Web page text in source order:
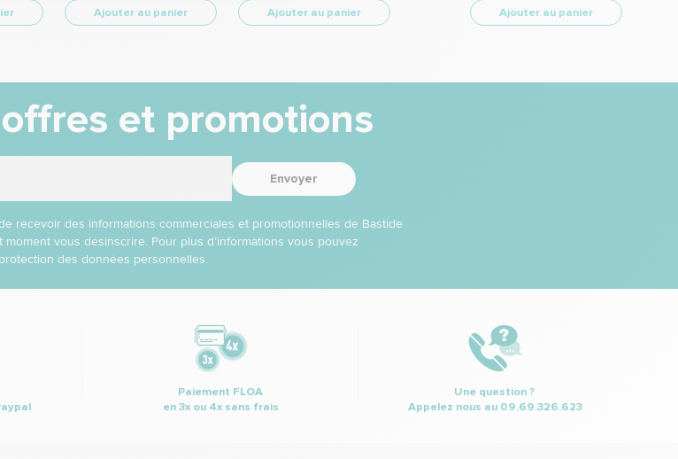
Ajouter au panier
Ajouter au panier
Ajouter au panier
et promotions
Envoyer
recevoir des informations commerciales et promotionnelles de Bastide
vous désinscrire. Pour plus d’informations vous pouvez
des données personnelles.
Paiement FLOA
en 3x ou 4x sans frais
Une question ?
Appelez nous au 09.69.326.623